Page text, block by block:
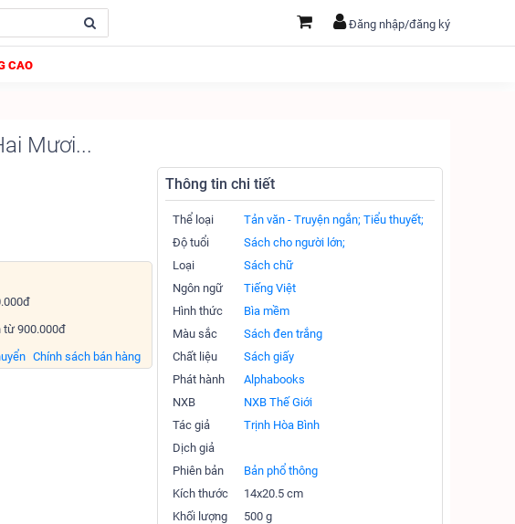
Đăng nhập/đăng ký
CAO
Mươi...
từ 900.000đ
Chính sách bán hàng
Thông tin chi tiết
Thể loại Tản văn - Truyện ngắn; Tiểu thuyết;
Độ tuổi
Sách cho người lớn;
Loại
Sách chữ
Ngôn ngữ
Tiếng Việt
Hình thức
Bìa mềm
Màu sắc
Sách đen trắng
Chất liệu
Sách giấy
Phát hành
Alphabooks
NXB
NXB Thế Giới
Tác giả
Trịnh Hòa Bình
Dịch giả
Phiên bản
Bản phổ thông
Kích thước
14x20.5 cm
Khối lượng
500 g